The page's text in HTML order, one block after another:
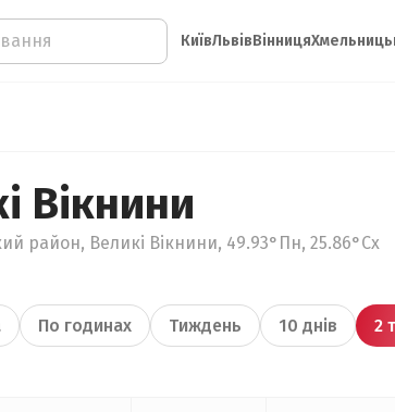
КиївЛьвівВінниця
Вікнини
район, Великі Вікнини, 49.93°Пн, 25.86°Сх
По годинах Тиждень 10 днів 2